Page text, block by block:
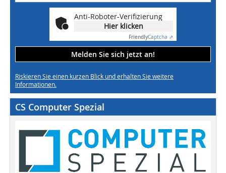
Anti-Roboter-Verifizierung
Hier klicken
FriendlyCaptcha ⇗
Melden Sie sich jetzt an!
Riskieren Sie einen kurzen Blick und erhalten Sie weitere
Informationen.
CS Computer Spezial